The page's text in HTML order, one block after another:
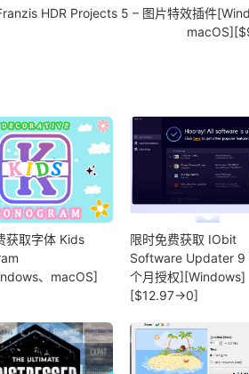
HDR Projects 5 – 图片特效插件
获取字体 Kids
、macOS]
限时免费获取 IObit
Software Updater 9
个月授权][Windows]
[$12.97→0]